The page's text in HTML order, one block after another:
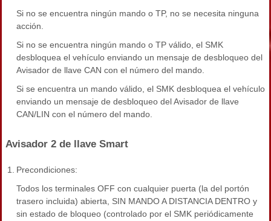
Si no se encuentra ningún mando o TP, no se necesita ninguna
acción.
Si no se encuentra ningún mando o TP válido, el SMK
desbloquea el vehículo enviando un mensaje de desbloqueo del
Avisador de llave CAN con el número del mando.
Si se encuentra un mando válido, el SMK desbloquea el vehículo
enviando un mensaje de desbloqueo del Avisador de llave
CAN/LIN con el número del mando.
Avisador 2 de llave Smart
1. Precondiciones:
Todos los terminales OFF con cualquier puerta (la del portón
trasero incluida) abierta, SIN MANDO A DISTANCIA DENTRO y
sin estado de bloqueo (controlado por el SMK periódicamente